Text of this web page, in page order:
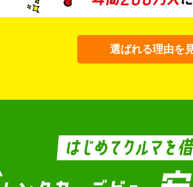
選ばれる理由を